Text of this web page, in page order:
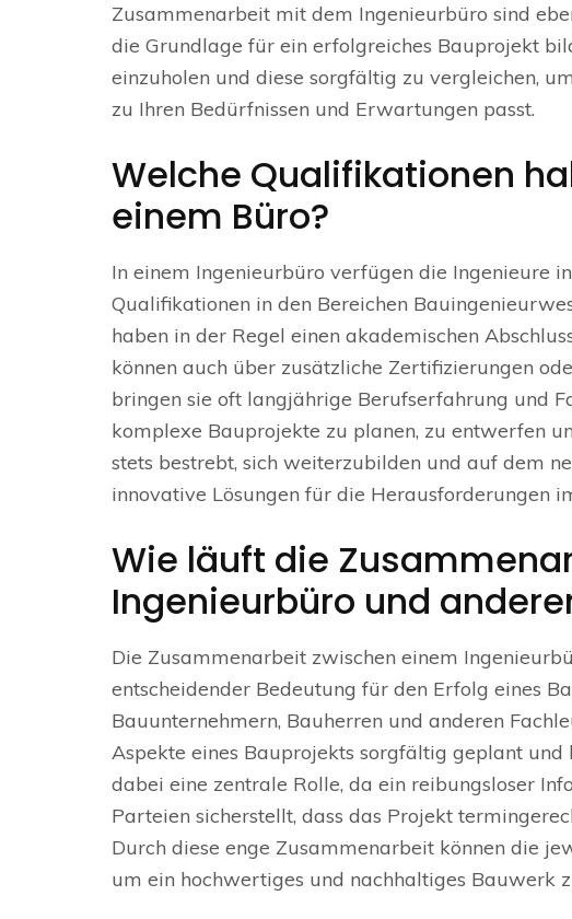
Zusammenarbeit mit dem Ingenieurbüro sind
die Grundlage für ein erfolgreiches Bauprojekt
einzuholen und diese sorgfältig zu vergleichen,
zu Ihren Bedürfnissen und Erwartungen passt.
Welche Qualifikationen
einem Büro?
In einem Ingenieurbüro verfügen die Ingenieure
Qualifikationen in den Bereichen
haben in der Regel einen akademischen
können auch über zusätzliche Zertifizierungen
bringen sie oft langjährige Berufserfahrung und
komplexe Bauprojekte zu planen, zu entwerfen
stets bestrebt, sich weiterzubilden und auf dem
innovative Lösungen für die Herausforderungen
Wie läuft die
Ingenieurbüro und
Die Zusammenarbeit zwischen einem
entscheidender Bedeutung für den Erfolg eines
Bauunternehmern, Bauherren und anderen
Aspekte eines Bauprojekts sorgfältig geplant
dabei eine zentrale Rolle, da ein reibungsloser
Parteien sicherstellt, dass das Projekt
Durch diese enge Zusammenarbeit können die
um ein hochwertiges und nachhaltiges Bauwerk